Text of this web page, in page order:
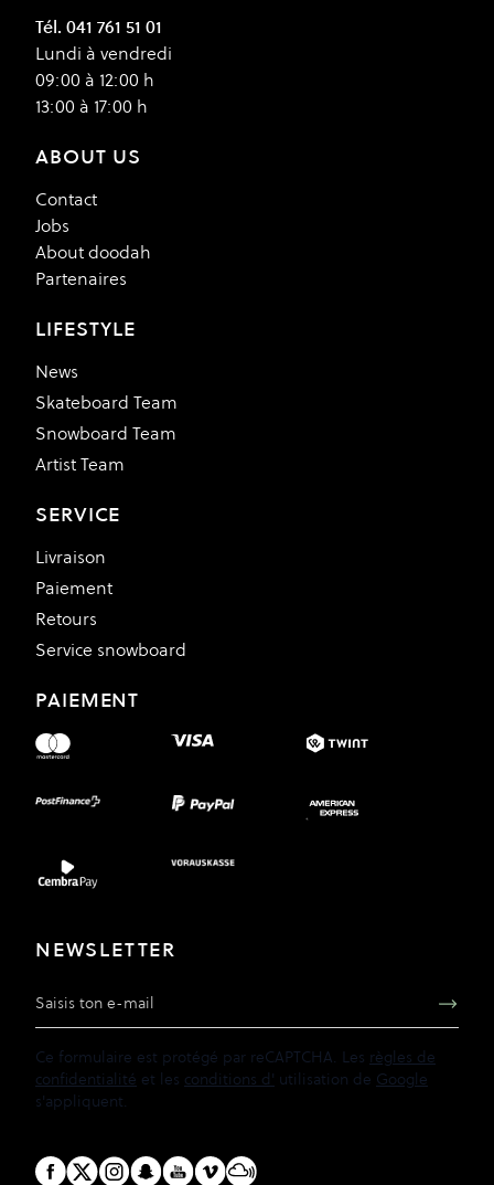
Tél. 041 761 51 01
Lundi à vendredi
09:00 à 12:00 h
13:00 à 17:00 h
ABOUT US
Contact
Jobs
About doodah
Partenaires
LIFESTYLE
News
Skateboard Team
Snowboard Team
Artist Team
SERVICE
Livraison
Paiement
Retours
Service snowboard
PAIEMENT
NEWSLETTER
Adresse e-mail
Ce formulaire est protégé par reCAPTCHA. Les règles de
confidentialité et les conditions d' utilisation de Google
s'appliquent.